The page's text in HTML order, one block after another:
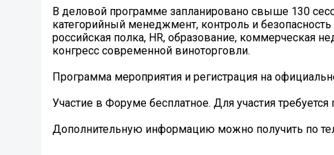
В деловой программе запланировано свыше 130
категорийный менеджмент, контроль и
российская полка, HR, образование, коммерческая
конгресс современной виноторговли.
Программа мероприятия и регистрация на
Участие в Форуме бесплатное. Для участия
️Дополнительную информацию можно получить по